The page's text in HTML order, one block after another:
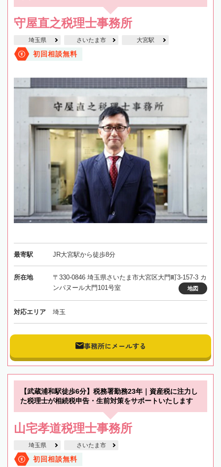
守屋直之税理士事務所
埼玉県 さいたま市 大宮駅
初回相談無料
最寄駅 JR大宮駅から徒歩8分
所在地
〒330-0846 埼玉県さいたま市大宮区大門町3-157-3 カ
ンパヌール大門101号室
地図
対応エリア 埼玉
事務所にメールする
【武蔵浦和駅徒歩6分】税務署勤務23年｜資産税に注力し
た税理士が相続税申告・生前対策をサポートいたします
山宅孝道税理士事務所
埼玉県 さいたま市
初回相談無料